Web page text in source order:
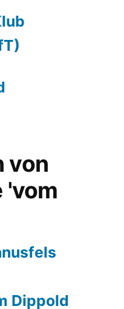
von
'vom
Dippold